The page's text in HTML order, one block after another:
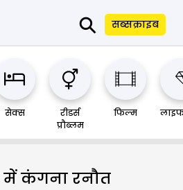
⚲ सब्सक्राइब
सेक्स
रीडर्स
प्रौब्लम
फिल्म
में कंगना रनौत